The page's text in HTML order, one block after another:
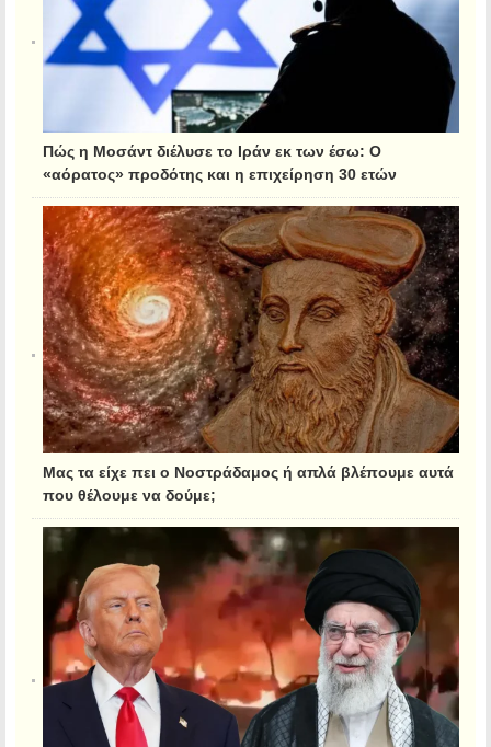
Πώς η Μοσάντ διέλυσε το Ιράν εκ των έσω: Ο
«αόρατος» προδότης και η επιχείρηση 30 ετών
Μας τα είχε πει ο Νοστράδαμος ή απλά βλέπουμε αυτά
που θέλουμε να δούμε;